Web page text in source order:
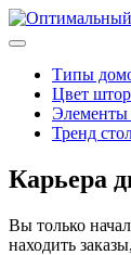
Типы
Цвет штор
Элементы
Тренд
Карьера
Вы только
находить